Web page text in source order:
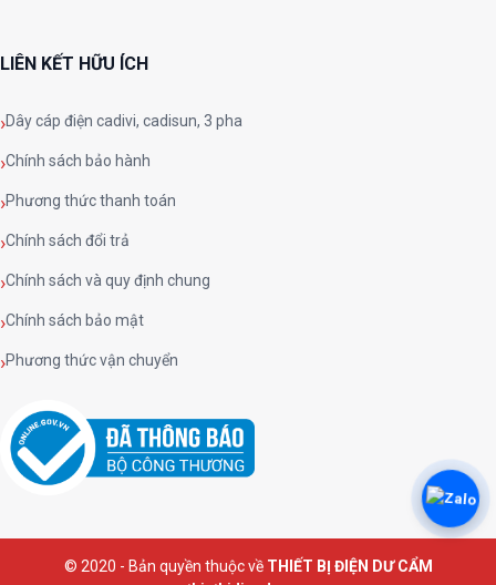
LIÊN KẾT HỮU ÍCH
Dây cáp điện cadivi, cadisun, 3 pha
Chính sách bảo hành
Phương thức thanh toán
Chính sách đổi trả
Chính sách và quy định chung
Chính sách bảo mật
Phương thức vận chuyển
© 2020 - Bản quyền thuộc về THIẾT BỊ ĐIỆN DƯ CẨM